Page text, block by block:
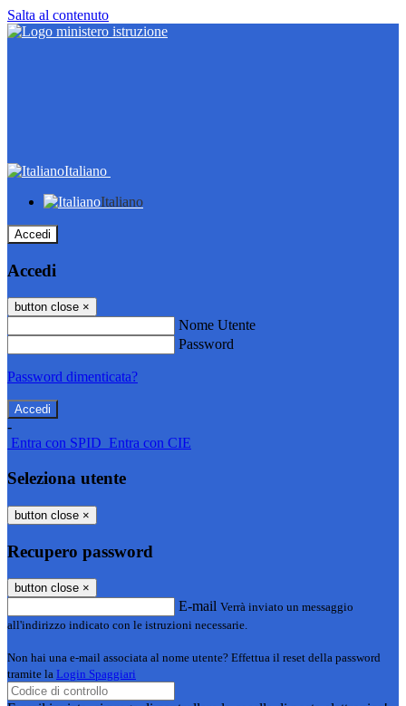
Salta al contenuto
Italiano
Italiano
Accedi
Accedi
button close ×
Nome Utente
Password
Password dimenticata?
-
Entra con SPID Entra con CIE
Seleziona utente
button close ×
Recupero password
button close ×
E-mail Verrà inviato un messaggio
all'indirizzo indicato con le istruzioni necessarie.
Non hai una e-mail associata al nome utente? Effettua il reset della password
tramite la Login Spaggiari